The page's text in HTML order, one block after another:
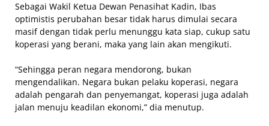
Sebagai Wakil Ketua Dewan Penasihat Kadin, Ibas
optimistis perubahan besar tidak harus dimulai secara
masif dengan tidak perlu menunggu kata siap, cukup satu
koperasi yang berani, maka yang lain akan mengikuti.
“Sehingga peran negara mendorong, bukan
mengendalikan. Negara bukan pelaku koperasi, negara
adalah pengarah dan penyemangat, koperasi juga adalah
jalan menuju keadilan ekonomi,” dia menutup.